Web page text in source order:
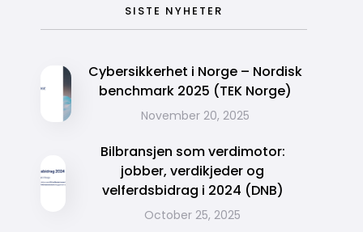
SISTE NYHETER
Cybersikkerhet i Norge – Nordisk
benchmark 2025 (TEK Norge)
November 20, 2025
Bilbransjen som verdimotor:
jobber, verdikjeder og
velferdsbidrag i 2024 (DNB)
October 25, 2025